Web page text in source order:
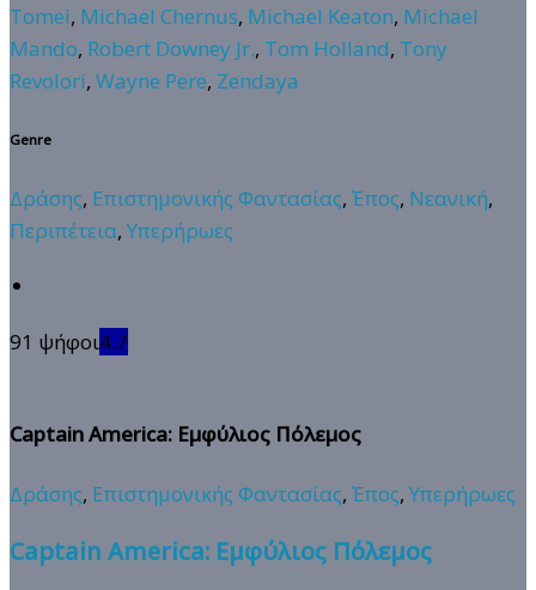
Tomei, Michael Chernus, Michael Keaton, Michael
Mando, Robert Downey Jr., Tom Holland, Tony
Revolori, Wayne Pere, Zendaya
Genre
Δράσης, Επιστημονικής Φαντασίας, Έπος, Νεανική,
Περιπέτεια, Υπερήρωες
91 ψήφοι4.7
Captain America: Εμφύλιος Πόλεμος
Δράσης, Επιστημονικής Φαντασίας, Έπος, Υπερήρωες
Captain America: Εμφύλιος Πόλεμος